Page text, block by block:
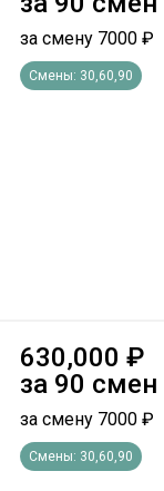
за смену 7000 ₽
Смены: 30,60,90
630,000 ₽
за 90 смен
за смену 7000 ₽
Смены: 30,60,90